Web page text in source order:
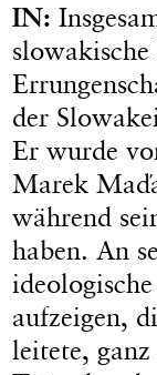
IN:
der
Er wurde
Marek
während
haben. An
aufzeigen,
leitete,